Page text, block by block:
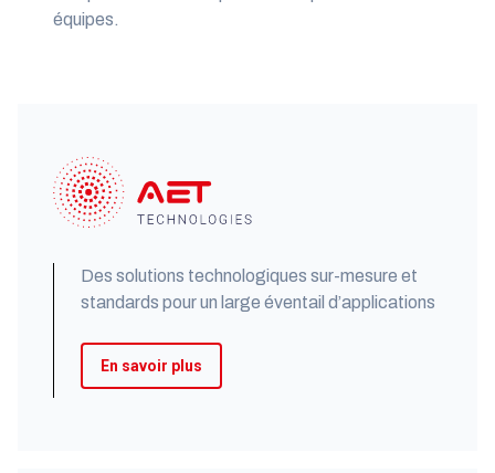
équipes.
Des solutions technologiques sur-mesure et
standards pour un large éventail d’applications​
En savoir plus